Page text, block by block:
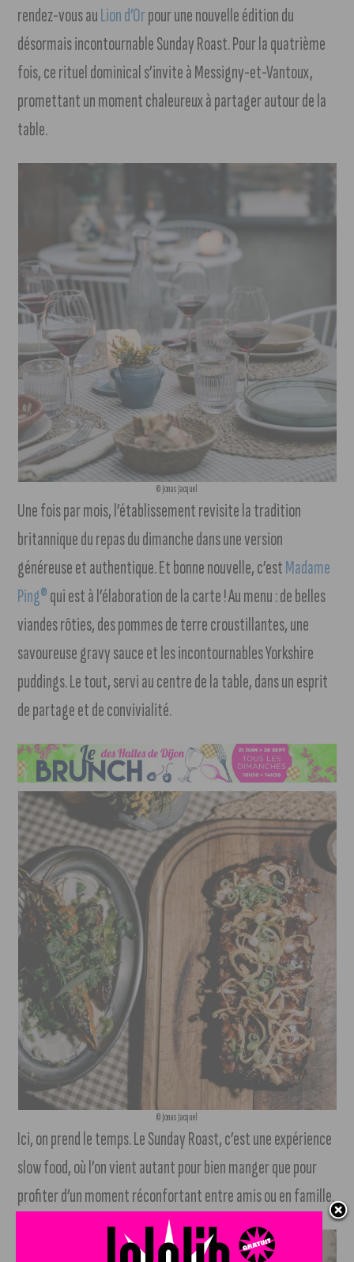
rendez-vous auLion d’Orpour une nouvelle édition du
désormais incontournable Sunday Roast. Pour la quatrième
fois, ce rituel dominical s’invite à Messigny-et-Vantoux,
promettant un moment chaleureux à partager autour de la
table.
© Jonas Jacquel
Une fois par mois, l’établissement revisite la tradition
britannique du repas du dimanche dans une version
généreuse et authentique. Et bonne nouvelle, c’estMadame
Ping®qui est à l’élaboration de la carte ! Au menu : de belles
viandes rôties, des pommes de terre croustillantes, une
savoureuse gravy sauce et les incontournables Yorkshire
puddings. Le tout, servi au centre de la table, dans un esprit
de partage et de convivialité.
© Jonas Jacquel
Ici, on prend le temps. Le Sunday Roast, c’est une expérience
slow food, où l’on vient autant pour bien manger que pour
profiter d’un moment réconfortant entre amis ou en famille.